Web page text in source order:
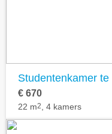
Studentenkamer
€ 670
22 m2 , 4 kamers